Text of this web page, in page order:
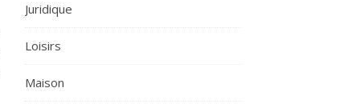
Juridique
Loisirs
Maison